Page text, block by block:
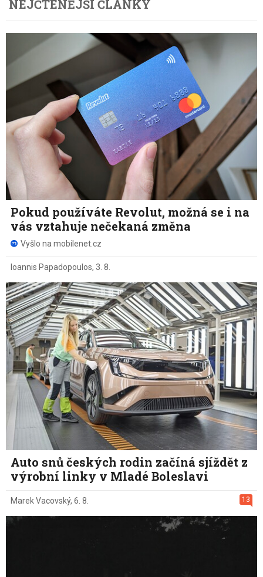
NEJČTENĚJŠÍ ČLÁNKY
Pokud používáte Revolut, možná se i na
vás vztahuje nečekaná změna
Vyšlo na mobilenet.cz
Ioannis Papadopoulos, 3. 8.
Auto snů českých rodin začíná sjíždět z
výrobní linky v Mladé Boleslavi
13
Marek Vacovský, 6. 8.